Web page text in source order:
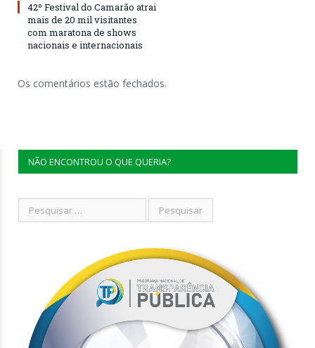
42º Festival do Camarão atrai
mais de 20 mil visitantes
com maratona de shows
nacionais e internacionais
Os comentários estão fechados.
NÃO ENCONTROU O QUE QUERIA?